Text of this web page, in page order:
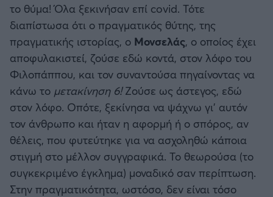
το θύμα! Όλα ξεκινήσαν επί covid. Τότε
διαπίστωσα ότι ο πραγματικός θύτης, της
πραγματικής ιστορίας, ο Μονσελάς, ο οποίος έχει
αποφυλακιστεί, ζούσε εδώ κοντά, στον λόφο του
Φιλοπάππου, και τον συναντούσα πηγαίνοντας να
κάνω το μετακίνηση 6!Ζούσε ως άστεγος, εδώ
στον λόφο. Οπότε, ξεκίνησα να ψάχνω γι’ αυτόν
τον άνθρωπο και ήταν η αφορμή ή ο σπόρος, αν
θέλεις, που φυτεύτηκε για να ασχοληθώ κάποια
στιγμή στο μέλλον συγγραφικά. Το θεωρούσα (το
συγκεκριμένο έγκλημα) μοναδικό σαν περίπτωση.
Στην πραγματικότητα, ωστόσο, δεν είναι τόσο